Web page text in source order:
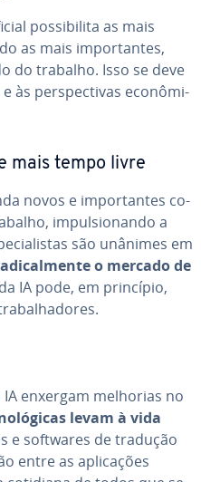
pos­si­bi­lita as mais
as mais im­por­tan­tes,
do trabalho. Isso se deve
às pers­pec­ti­vas econô­mi­
mais tempo livre
novos e im­por­tan­tes co­
im­pul­si­o­nando a
são unânimes em
o mercado de
IA pode, em princípio,
enxergam melhorias no
levam à vida
e softwares de tradução
entre as apli­ca­ções